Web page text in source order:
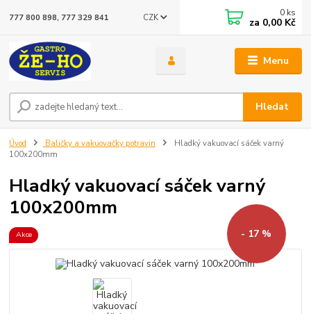
Menu
CZK
Hledat
777 800 898, 777 329 841 0 ks
za 0,00 Kč
Úvod Baličky a vakuovačky potravin
Hladký vakuovací sáček varný
100x200mm
Hladký vakuovací sáček varný
100x200mm
Akce - 17 %